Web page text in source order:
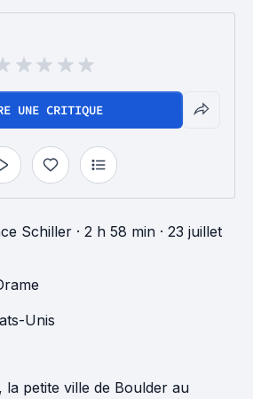
UNE CRITIQUE
Schiller · 2 h 58 min · 23 juillet
Unis
la petite ville de Boulder au